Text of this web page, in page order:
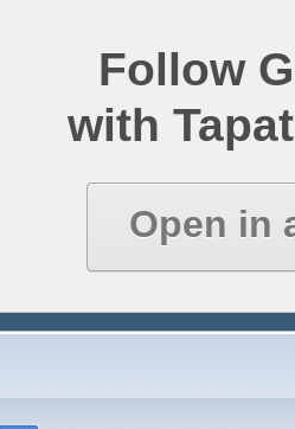
Follow
with
Open in